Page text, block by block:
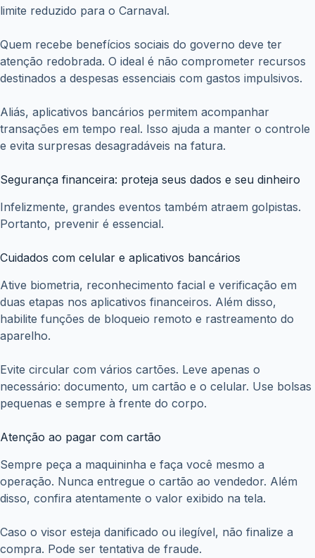
limite reduzido para o Carnaval.
Quem recebe benefícios sociais do governo deve ter
atenção redobrada. O ideal é não comprometer recursos
destinados a despesas essenciais com gastos impulsivos.
Aliás, aplicativos bancários permitem acompanhar
transações em tempo real. Isso ajuda a manter o controle
e evita surpresas desagradáveis na fatura.
Segurança financeira: proteja seus dados e seu dinheiro
Infelizmente, grandes eventos também atraem golpistas.
Portanto, prevenir é essencial.
Cuidados com celular e aplicativos bancários
Ative biometria, reconhecimento facial e verificação em
duas etapas nos aplicativos financeiros. Além disso,
habilite funções de bloqueio remoto e rastreamento do
aparelho.
Evite circular com vários cartões. Leve apenas o
necessário: documento, um cartão e o celular. Use bolsas
pequenas e sempre à frente do corpo.
Atenção ao pagar com cartão
Sempre peça a maquininha e faça você mesmo a
operação. Nunca entregue o cartão ao vendedor. Além
disso, confira atentamente o valor exibido na tela.
Caso o visor esteja danificado ou ilegível, não finalize a
compra. Pode ser tentativa de fraude.